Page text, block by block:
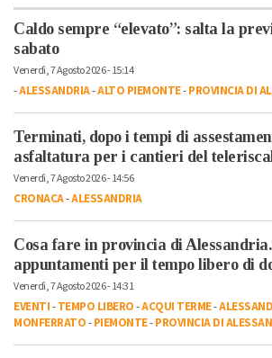
Caldo sempre “elevato”: salta la
sabato
Venerdì, 7 Agosto 2026 - 15:14
-ALESSANDRIA-ALTO PIEMONTE-PROVINCIA DI
Terminati, dopo i tempi di
asfaltatura per i cantieri del
Venerdì, 7 Agosto 2026 - 14:56
CRONACA-ALESSANDRIA
Cosa fare in provincia di
appuntamenti per il tempo libero di
Venerdì, 7 Agosto 2026 - 14:31
EVENTI-TEMPO LIBERO-ACQUI TERME-
MONFERRATO-PIEMONTE-PROVINCIA DI